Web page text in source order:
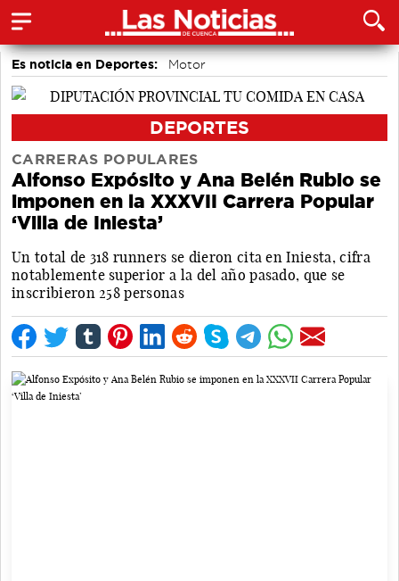
Es noticia en Deportes: Motor
DEPORTES
CARRERAS POPULARES
Alfonso Expósito y Ana Belén Rubio se
imponen en la XXXVII Carrera Popular
‘Villa de Iniesta’
Un total de 318 runners se dieron cita en Iniesta, cifra
notablemente superior a la del año pasado, que se
inscribieron 258 personas